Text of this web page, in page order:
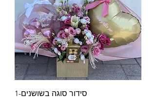
סידור סוגה בשושנים-1